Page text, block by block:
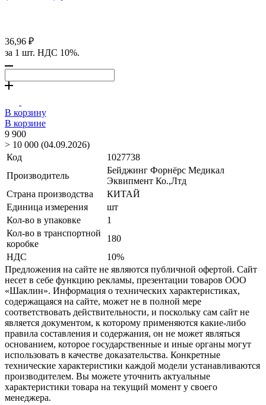
36,96 ₽
за 1 шт. НДС 10%.
В корзину
В корзине
9 900
> 10 000 (04.09.2026)
Код
1027738
Производитель
Бейджинг Форнёрс Медикал
Эквипмент Ко.,Лтд
Страна производства
КИТАЙ
Единица измерения
шт
Кол-во в упаковке
1
Кол-во в транспортной
коробке
180
НДС
10%
Предложения на сайте не являются публичной офертой. Сайт
несет в себе функцию рекламы, презентации товаров ООО
«Шаклин». Информация о технических характеристиках,
содержащаяся на сайте, может не в полной мере
соответствовать действительности, и поскольку сам сайт не
является документом, к которому применяются какие-либо
правила составления и содержания, он не может являться
основанием, которое государственные и иные органы могут
использовать в качестве доказательства. Конкретные
технические характеристики каждой модели устанавливаются
производителем. Вы можете уточнить актуальные
характеристики товара на текущий момент у своего
менеджера.